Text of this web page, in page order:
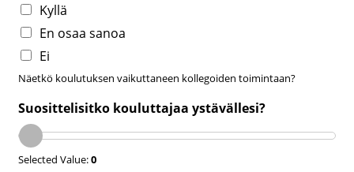
Kyllä
En osaa sanoa
Ei
Näetkö koulutuksen vaikuttaneen kollegoiden toimintaan?
Suosittelisitko kouluttajaa ystävällesi?
Selected Value:0